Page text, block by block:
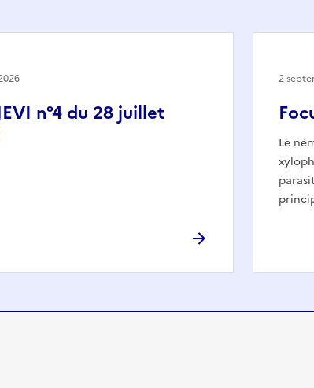
n°4 du 28 juillet
Le
2